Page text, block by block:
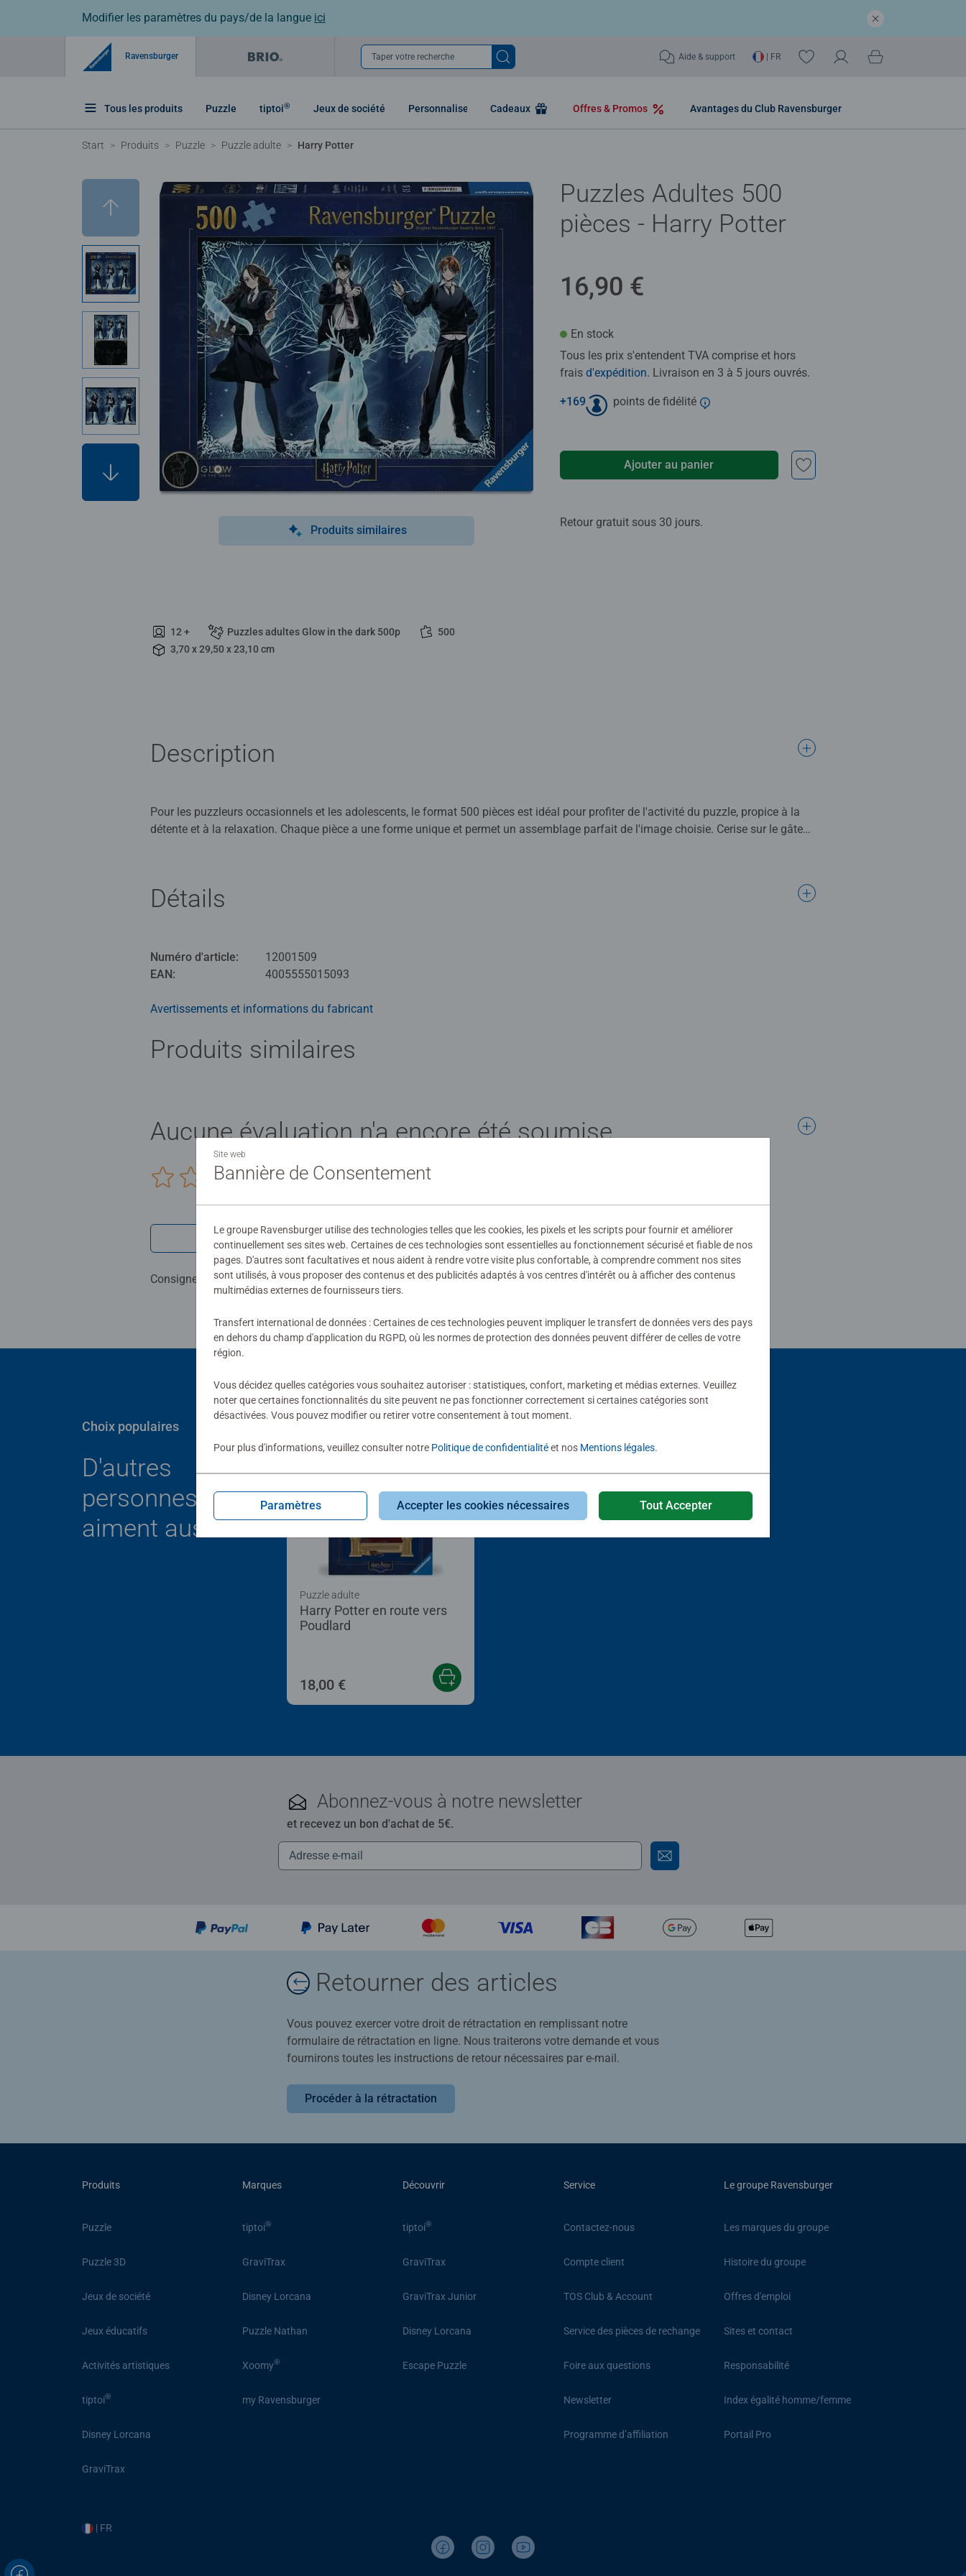
Modifier les paramètres du pays/de la langue ici
Ravensburger Taper votre recherche Aide & support | FR
Tous les produits Puzzle tiptoi® Jeux de société Personnaliser Cadeaux Offres & Promos Avantages du Club Ravensburger
Start Produits Puzzle Puzzle adulte Harry Potter
Produits similaires
12 + Puzzles adultes Glow in the dark 500p
500
3,70 x 29,50 x 23,10 cm
Puzzles Adultes 500
pièces - Harry Potter
16,90 €
En stock
Tous les prix s'entendent TVA comprise et hors
frais d'expédition. Livraison en 3 à 5 jours ouvrés.
+169 points de fidélité
Ajouter au panier
Retour gratuit sous 30 jours.
Description
Pour les puzzleurs occasionnels et les adolescents, le format 500 pièces est idéal pour profiter de l'activité du puzzle, propice à la
détente et à la relaxation. Chaque pièce a une forme unique et permet un assemblage parfait de l'image choisie. Cerise sur le gâteau
qualité des puzzles Ravensburger est reconnue et appréciée. Faites partie des millions de personnes qui ont goûté au monde
Détails
Numéro d'article:
12001509
EAN:
4005555015093
Avertissements et informations du fabricant
Produits similaires
Aucune évaluation n'a encore été soumise
0/0
Rédiger une évaluation
Consignes d'évaluation
Choix populaires
D'autres
personnes
aiment aussi
Harry Potter en route vers
Poudlard
Puzzle adulte
18,00 €
Abonnez-vous à notre newsletter
et recevez un bon d'achat de 5€.
Retourner des articles
Vous pouvez exercer votre droit de rétractation en remplissant notre
formulaire de rétractation en ligne. Nous traiterons votre demande et vous
fournirons toutes les instructions de retour nécessaires par e-mail.
Procéder à la rétractation
Produits
Puzzle
Puzzle 3D
Jeux de société
Jeux éducatifs
Activités artistiques
tiptoi®
Disney Lorcana
GraviTrax
Marques
tiptoi®
GraviTrax
Disney Lorcana
Puzzle Nathan
Xoomy®
my Ravensburger
Découvrir
tiptoi®
GraviTrax
GraviTrax Junior
Disney Lorcana
Escape Puzzle
Service
Contactez-nous
Compte client
TOS Club & Account
Service des pièces de rechange
Foire aux questions
Newsletter
Programme d’affiliation
Le groupe Ravensburger
Les marques du groupe
Histoire du groupe
Offres d'emploi
Sites et contact
Responsabilité
Index égalité homme/femme
Portail Pro
| FR
Site web
Bannière de Consentement
Le groupe Ravensburger utilise des technologies telles que les cookies, les pixels et les scripts pour fournir et améliorer
continuellement ses sites web. Certaines de ces technologies sont essentielles au fonctionnement sécurisé et fiable de nos
pages. D'autres sont facultatives et nous aident à rendre votre visite plus confortable, à comprendre comment nos sites
sont utilisés, à vous proposer des contenus et des publicités adaptés à vos centres d'intérêt ou à afficher des contenus
multimédias externes de fournisseurs tiers.
Transfert international de données : Certaines de ces technologies peuvent impliquer le transfert de données vers des pays
en dehors du champ d'application du RGPD, où les normes de protection des données peuvent différer de celles de votre
région.
Vous décidez quelles catégories vous souhaitez autoriser : statistiques, confort, marketing et médias externes. Veuillez
noter que certaines fonctionnalités du site peuvent ne pas fonctionner correctement si certaines catégories sont
désactivées. Vous pouvez modifier ou retirer votre consentement à tout moment.
Pour plus d'informations, veuillez consulter notre Politique de confidentialitéet nos Mentions légales.
Paramètres Accepter les cookies nécessaires Tout Accepter